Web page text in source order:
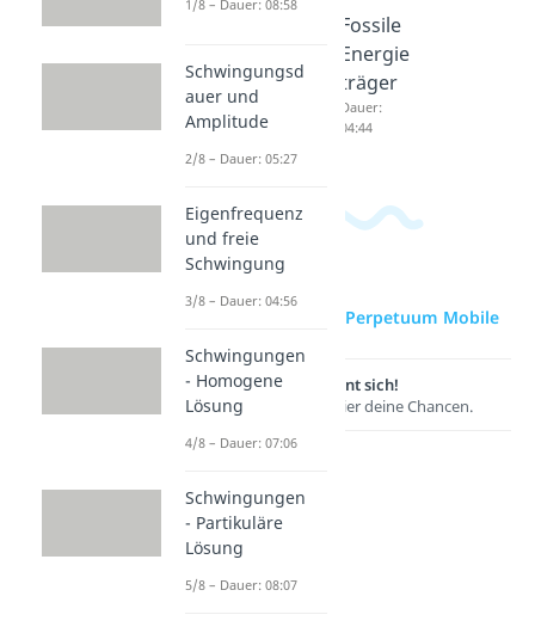
Dauer:
05:40
Dauer:
Fossile
Energie
träger
Dauer:
04:44
zur Videoseite: Perpetuum Mobile
Lernen lohnt sich!
Entdecke hier deine Chancen.
1/8 – Dauer: 08:58
Schwingungsd
auer und
Amplitude
2/8 – Dauer: 05:27
Eigenfrequenz
und freie
Schwingung
3/8 – Dauer: 04:56
Schwingungen
- Homogene
Lösung
4/8 – Dauer: 07:06
Schwingungen
- Partikuläre
Lösung
5/8 – Dauer: 08:07